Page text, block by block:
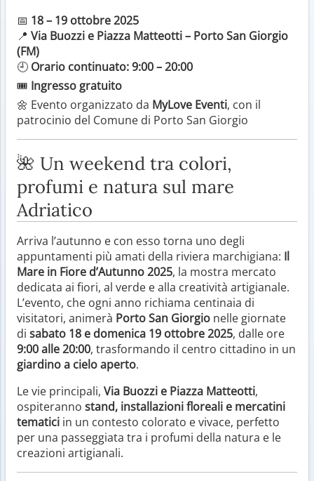
📅 18 – 19 ottobre 2025
📍 Via Buozzi e Piazza Matteotti – Porto San Giorgio
(FM)
🕘 Orario continuato: 9:00 – 20:00
🎟️ Ingresso gratuito
🌼 Evento organizzato da MyLove Eventi, con il
patrocinio del Comune di Porto San Giorgio
🌺 Un weekend tra colori,
profumi e natura sul mare
Adriatico
Arriva l’autunno e con esso torna uno degli
appuntamenti più amati della riviera marchigiana: Il
Mare in Fiore d’Autunno 2025, la mostra mercato
dedicata ai fiori, al verde e alla creatività artigianale.
L’evento, che ogni anno richiama centinaia di
visitatori, animerà Porto San Giorgio nelle giornate
di sabato 18 e domenica 19 ottobre 2025, dalle ore
9:00 alle 20:00, trasformando il centro cittadino in un
giardino a cielo aperto.
Le vie principali, Via Buozzi e Piazza Matteotti,
ospiteranno stand, installazioni floreali e mercatini
tematici in un contesto colorato e vivace, perfetto
per una passeggiata tra i profumi della natura e le
creazioni artigianali.